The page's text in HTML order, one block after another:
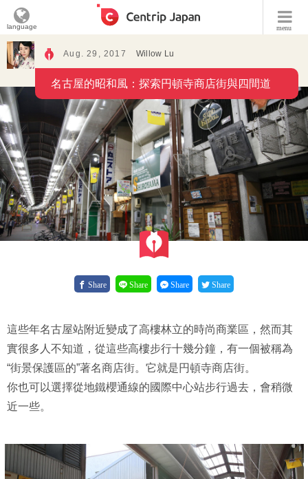
menu
language
Aug. 29, 2017 Willow Lu
名古屋的昭和風：探索円頓寺商店街與四間道
Share Share Share Share
這些年名古屋站附近變成了高樓林立的時尚商業區，然而其
實很多人不知道，從這些高樓步行十幾分鐘，有一個被稱為
“街景保護區的”著名商店街。它就是円頓寺商店街。
你也可以選擇從地鐵櫻通線的國際中心站步行過去，會稍微
近一些。